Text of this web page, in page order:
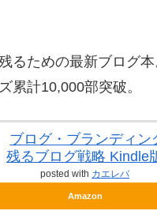
るための最新ブログ
累計10,000部突破。
ブログ・ブランディン
残るブログ戦略 Kindle
posted with カエレバ
Amazon